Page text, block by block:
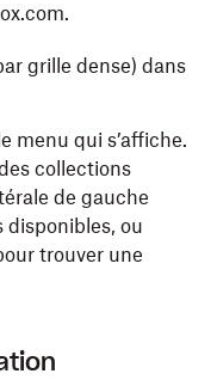
grille dense) dans
menu qui s’affiche.
collections
de gauche
disponibles, ou
trouver une